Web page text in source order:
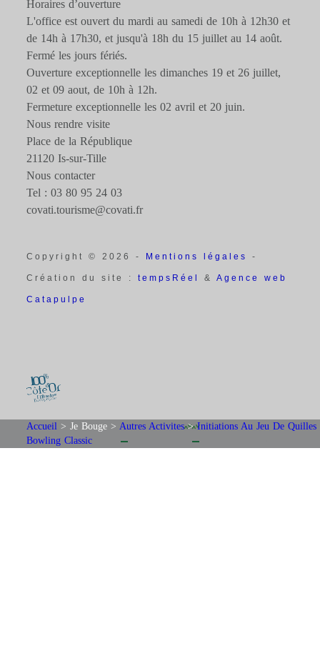
Accueil >Je Bouge >Autres Activites>Initiations Au Jeu De Quilles
Bowling Classic
Horaires d’ouverture
L'office est ouvert du mardi au samedi de 10h à 12h30 et
de 14h à 17h30, et jusqu'à 18h du 15 juillet au 14 août.
Fermé les jours fériés.
Ouverture exceptionnelle les dimanches 19 et 26 juillet,
02 et 09 aout, de 10h à 12h.
Fermeture exceptionnelle les 02 avril et 20 juin.
Nous rendre visite
Place de la République
21120 Is-sur-Tille
Nous contacter
Tel : 03 80 95 24 03
covati.tourisme@covati.fr
Copyright © 2026 - Mentions légales -
Création du site :tempsRéel&Agence web
Catapulpe